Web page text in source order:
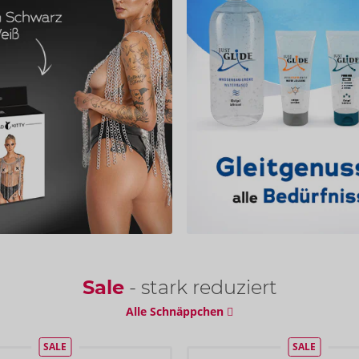
Sale- stark reduziert
Alle Schnäppchen
SALE SALE